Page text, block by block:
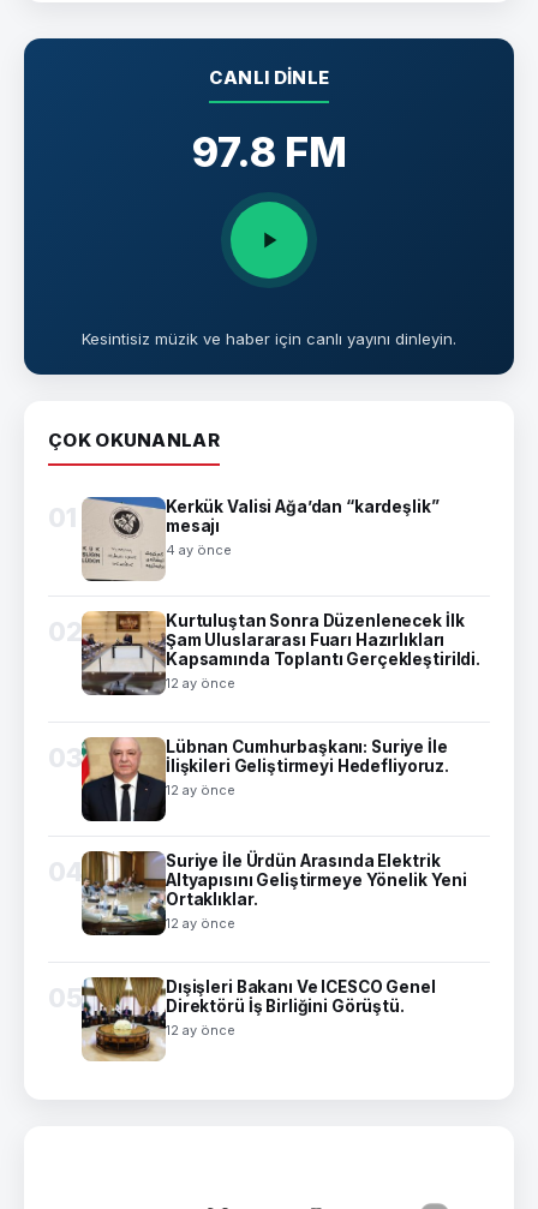
CANLI DINLE
97.8 FM
Kesintisiz müzik ve haber için canlı yayını dinleyin.
ÇOK OKUNANLAR
01
Kerkük Valisi Ağa’dan “kardeşlik”
mesajı
4 ay önce
02
Kurtuluştan Sonra Düzenlenecek İlk
Şam Uluslararası Fuarı Hazırlıkları
Kapsamında Toplantı Gerçekleştirildi.
12 ay önce
03
Lübnan Cumhurbaşkanı: Suriye İle
İlişkileri Geliştirmeyi Hedefliyoruz.
12 ay önce
04
Suriye İle Ürdün Arasında Elektrik
Altyapısını Geliştirmeye Yönelik Yeni
Ortaklıklar.
12 ay önce
05
Dışişleri Bakanı Ve ICESCO Genel
Direktörü İş Birliğini Görüştü.
12 ay önce